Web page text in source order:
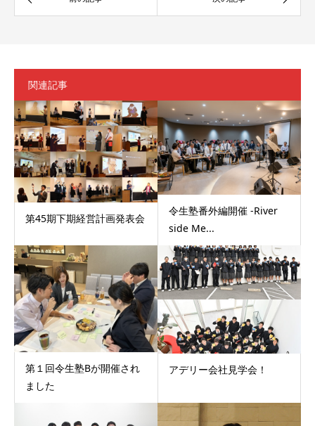
関連記事
第45期下期経営計画発表会
令生塾番外編開催 -River
side Me...
第１回令生塾Bが開催され
ました
アデリー会社見学会！